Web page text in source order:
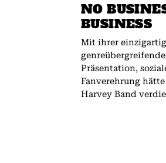
NO
BUSINESS
Mit ihrer
Präsentation,
Fanverehrung
Harvey Band